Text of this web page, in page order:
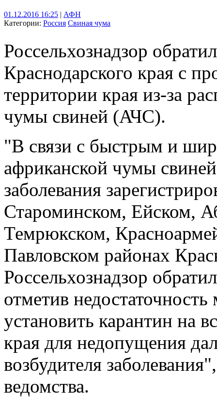
01.12.2016 16:25 | АФН
Категории: Россия Свиная чума
Россельхознадзор
Краснодарского края с
территории края из-за
чумы свиней (АЧС).
"В связи с быстрым и
африканской чумы
заболевания
Староминском, Ейском,
Темрюкском,
Павловском районах
Россельхознадзор
отметив
установить карантин на
края для недопущения
возбудителя
ведомства.